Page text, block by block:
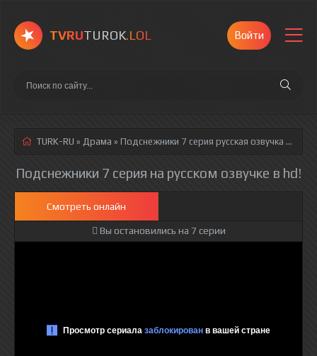
TVRUTUROK.LOL Войти
TURK-RU » Драма » Подснежники 7 серия русская озвучка полностью смотреть онлайн!
Подснежники 7 серия на русском озвучке в hd!
Смотреть онлайн
Вы остановились на 7 серии